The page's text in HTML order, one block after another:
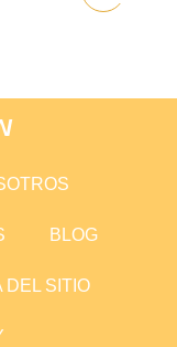
BLOG
DEL SITIO